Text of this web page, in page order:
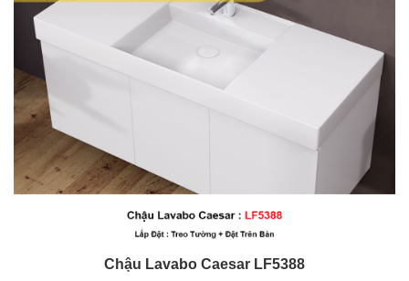
Chậu Lavabo Caesar LF5388